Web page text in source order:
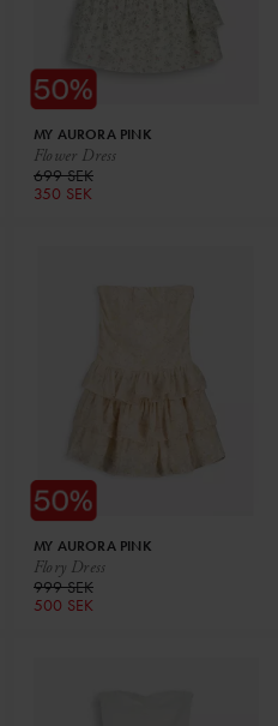
Flower Dress
MY AURORA PINK
699 SEK
350 SEK
Flory Dress
MY AURORA PINK
999 SEK
500 SEK